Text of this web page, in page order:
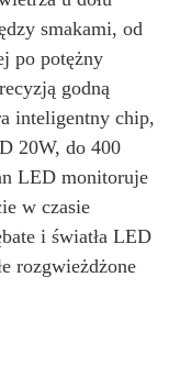
smakami, od
po potężny
godną
inteligentny chip,
20W, do 400
LED monitoruje
w czasie
i światła LED
rozgwieżdżone